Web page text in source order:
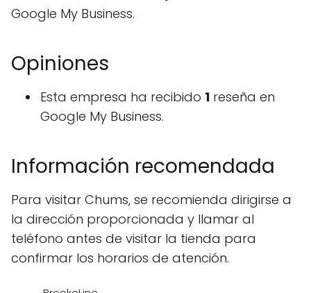
Google My Business.
Opiniones
Esta empresa ha recibido 1 reseña en
Google My Business.
Información recomendada
Para visitar Chums, se recomienda dirigirse a
la dirección proporcionada y llamar al
teléfono antes de visitar la tienda para
confirmar los horarios de atención.